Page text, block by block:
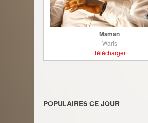
Maman
Waris
Télécharger
POPULAIRES CE JOUR